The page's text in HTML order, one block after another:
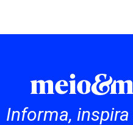
Informa,